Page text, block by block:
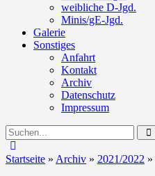
weibliche D-Jgd.
Minis/gE-Jgd.
Galerie
Sonstiges
Anfahrt
Kontakt
Archiv
Datenschutz
Impressum
Startseite » Archiv » 2021/2022 »